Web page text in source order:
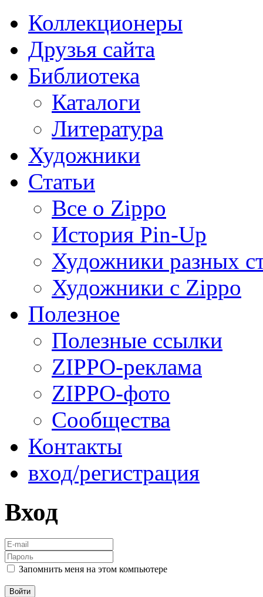
Коллекционеры
Друзья сайта
Библиотека
Каталоги
Литература
Художники
Статьи
Все о Zippo
История Pin-Up
Художники разных
Художники с Zippo
Полезное
Полезные ссылки
ZIPPO-реклама
ZIPPO-фото
Сообщества
Контакты
вход/регистрация
Вход
Запомнить меня на этом компьютере